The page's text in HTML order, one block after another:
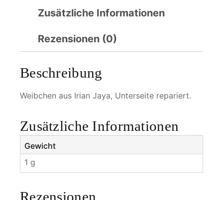
Zusätzliche Informationen
Rezensionen (0)
Beschreibung
Weibchen aus Irian Jaya, Unterseite repariert.
Zusätzliche Informationen
Gewicht
1 g
Rezensionen